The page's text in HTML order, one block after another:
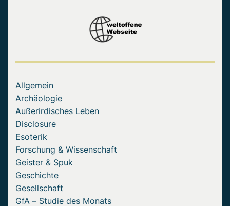
Allgemein
Archäologie
Außerirdisches Leben
Disclosure
Esoterik
Forschung & Wissenschaft
Geister & Spuk
Geschichte
Gesellschaft
GfA – Studie des Monats